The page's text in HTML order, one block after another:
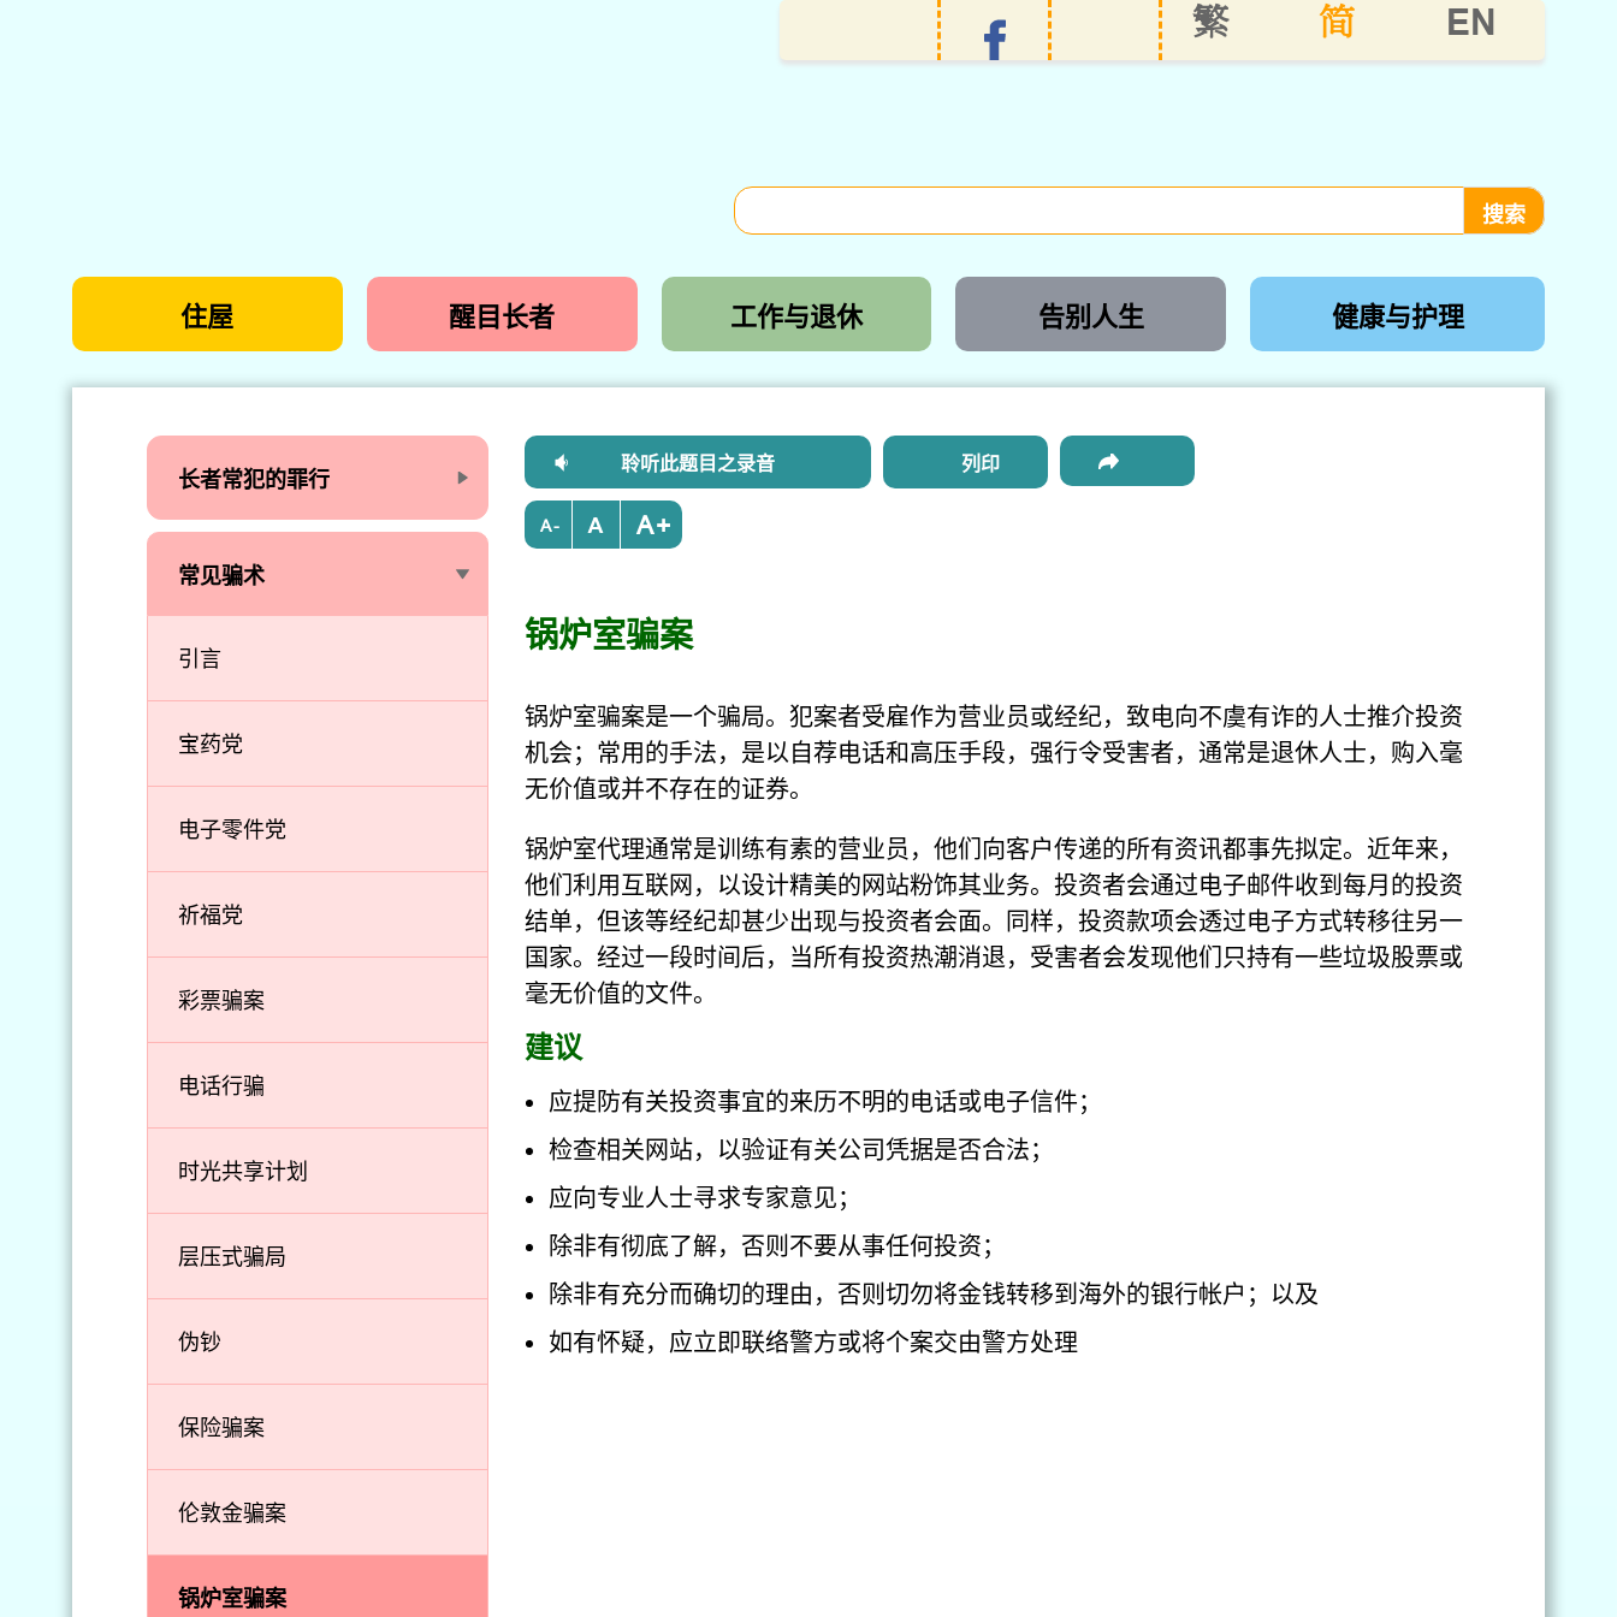
EN
简
繁
住屋 醒目长者 工作与退休 告别人生 健康与护理
聆听此题目之录音 列印
- +
锅炉室骗案
锅炉室骗案是一个骗局。犯案者受雇作为营业员或经纪，致电向不虞有诈的人士推介投资
机会；常用的手法，是以自荐电话和高压手段，强行令受害者，通常是退休人士，购入毫
无价值或并不存在的证券。
锅炉室代理通常是训练有素的营业员，他们向客户传递的所有资讯都事先拟定。近年来，
他们利用互联网，以设计精美的网站粉饰其业务。投资者会通过电子邮件收到每月的投资
结单，但该等经纪却甚少出现与投资者会面。同样，投资款项会透过电子方式转移往另一
国家。经过一段时间后，当所有投资热潮消退，受害者会发现他们只持有一些垃圾股票或
毫无价值的文件。
建议
应提防有关投资事宜的来历不明的电话或电子信件；
检查相关网站，以验证有关公司凭据是否合法；
应向专业人士寻求专家意见；
除非有彻底了解，否则不要从事任何投资；
除非有充分而确切的理由，否则切勿将金钱转移到海外的银行帐户；以及
如有怀疑，应立即联络警方或将个案交由警方处理
长者常犯的罪行
常见骗术
锅炉室骗案
伦敦金骗案
保险骗案
伪钞
层压式骗局
时光共享计划
电话行骗
彩票骗案
祈福党
电子零件党
宝药党
引言